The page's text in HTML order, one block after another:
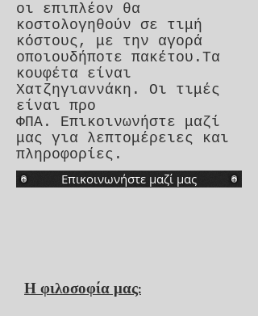
οι επιπλέον θα
κοστολογηθούν σε τιμή
κόστους, με την αγορά
οποιουδήποτε πακέτου.Τα
κουφέτα είναι
Χατζηγιαννάκη. Οι τιμές
είναι προ
ΦΠΑ. Επικοινωνήστε μαζί
μας για λεπτομέρειες και
πληροφορίες.
Επικοινωνήστε μαζί μας
Η φιλοσοφία μας: